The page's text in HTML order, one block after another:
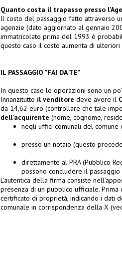
Quanto costa il trapasso presso
Il costo del passaggio fatto attraverso
agenzie (dato aggiornato al gennaio
immatricolato prima del 1993 è
questo caso il costo aumenta di
IL PASSAGGIO "FAI DA TE"
In questo caso le operazioni sono un
Innanzitutto il venditore deve avere il
da 14,62 euro (controllare che tale
dell'acquirente (nome, cognome,
negli uffici comunali del comune
presso un notaio (questo
direttamente al PRA (Pubblico
possono concludere il passaggio
L'autentica della firma consiste
presenza di un pubblico ufficiale.
certificato di proprietà, indicando i dati
comunale in corrispondenza della X